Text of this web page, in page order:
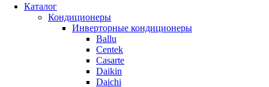
Каталог
Кондиционеры
Инверторные кондиционеры
Ballu
Centek
Casarte
Daikin
Daichi